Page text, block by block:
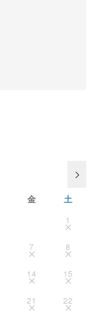
金 土
1
7 8
14 15
21 22